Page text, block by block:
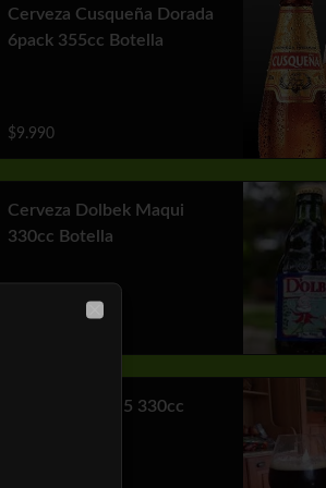
Cerveza Cusqueña Dorada
6pack 355cc Botella
$9.990
Cerveza Dolbek Maqui
330cc Botella
Cerveza Kross 5 330cc